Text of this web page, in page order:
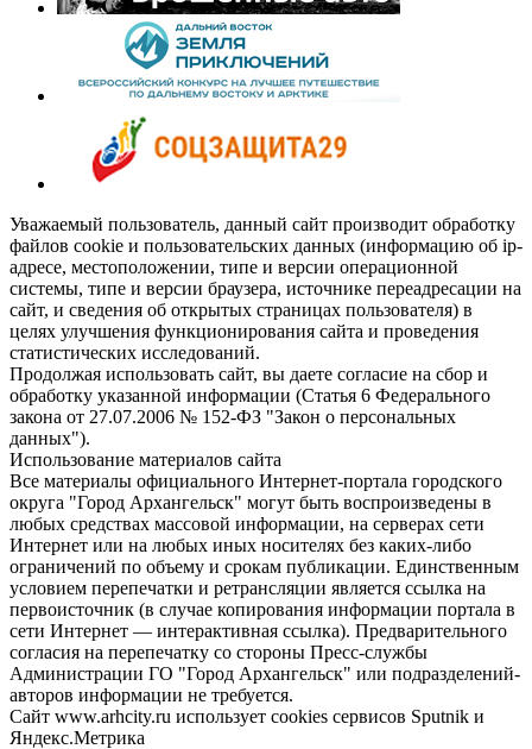
Уважаемый пользователь, данный сайт производит обработку
файлов cookie и пользовательских данных (информацию об ip-
адресе, местоположении, типе и версии операционной
системы, типе и версии браузера, источнике переадресации на
сайт, и сведения об открытых страницах пользователя) в
целях улучшения функционирования сайта и проведения
статистических исследований.
Продолжая использовать сайт, вы даете согласие на сбор и
обработку указанной информации (Статья 6 Федерального
закона от 27.07.2006 № 152-ФЗ "Закон о персональных
данных").
Использование материалов сайта
Все материалы официального Интернет-портала городского
округа "Город Архангельск" могут быть воспроизведены в
любых средствах массовой информации, на серверах сети
Интернет или на любых иных носителях без каких-либо
ограничений по объему и срокам публикации. Единственным
условием перепечатки и ретрансляции является ссылка на
первоисточник (в случае копирования информации портала в
сети Интернет — интерактивная ссылка). Предварительного
согласия на перепечатку со стороны Пресс-службы
Администрации ГО "Город Архангельск" или подразделений-
авторов информации не требуется.
Сайт www.arhcity.ru использует cookies сервисов Sputnik и
Яндекс.Метрика